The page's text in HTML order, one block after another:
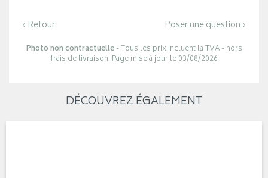
‹ Retour Poser une question ›
Photo non contractuelle- Tous les prix incluent la TVA - hors
frais de livraison. Page mise à jour le 03/08/2026
DÉCOUVREZ ÉGALEMENT